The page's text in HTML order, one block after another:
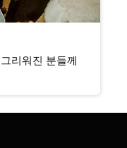
리워진 분들께